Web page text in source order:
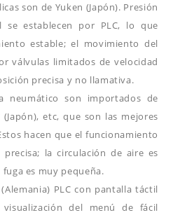
son de Yuken (Japón). Presión
establecen por PLC, lo que
estable; el movimiento del
válvulas limitados de velocidad
precisa y no llamativa.
neumático son importados de
(Japón), etc, que son las mejores
hacen que el funcionamiento
la circulación de aire es
es muy pequeña.
PLC con pantalla táctil
del menú de fácil